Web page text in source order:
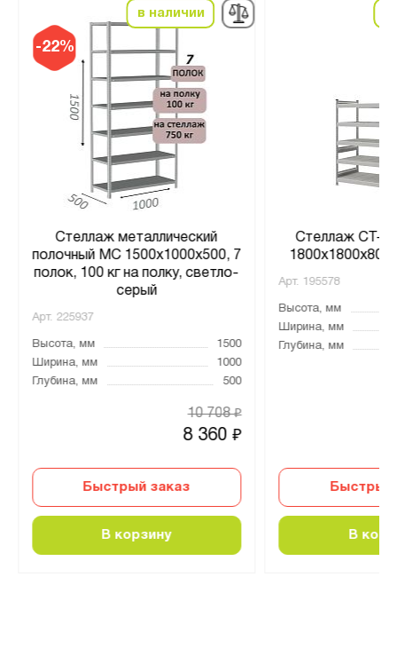
-22%
в наличии
Стеллаж металлический
полочный МС 1500х1000х500, 7
полок, 100 кг на полку, светло-
серый
Арт. 225937
Высота, мм
1500
Ширина, мм
1000
Глубина, мм
500
8 360₽
10 708₽
Быстрый заказ
В корзину
Стеллаж СТ-
1800x1800x800
Арт. 195578
Высота, мм
Ширина, мм
Глубина, мм
Быстрый
В